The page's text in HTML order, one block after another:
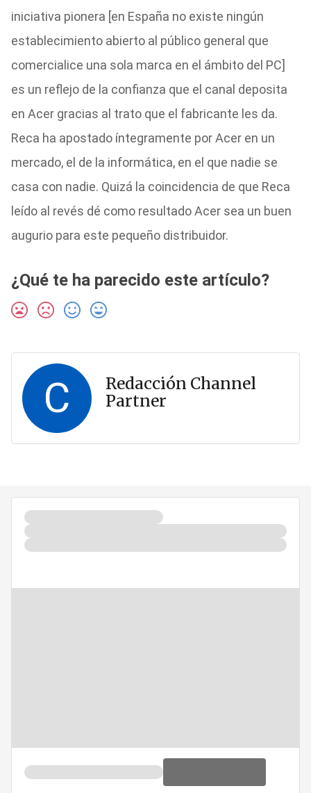
iniciativa pionera [en España no existe ningún
establecimiento abierto al público general que
comercialice una sola marca en el ámbito del PC]
es un reflejo de la confianza que el canal deposita
en Acer gracias al trato que el fabricante les da.
Reca ha apostado íntegramente por Acer en un
mercado, el de la informática, en el que nadie se
casa con nadie. Quizá la coincidencia de que Reca
leído al revés dé como resultado Acer sea un buen
augurio para este pequeño distribuidor.
¿Qué te ha parecido este artículo?
C
Redacción Channel
Partner